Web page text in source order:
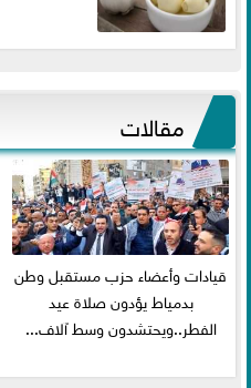
مقالات
قيادات وأعضاء حزب مستقبل وطن
بدمياط يؤدون صلاة عيد
الفطر..ويحتشدون وسط آلاف...